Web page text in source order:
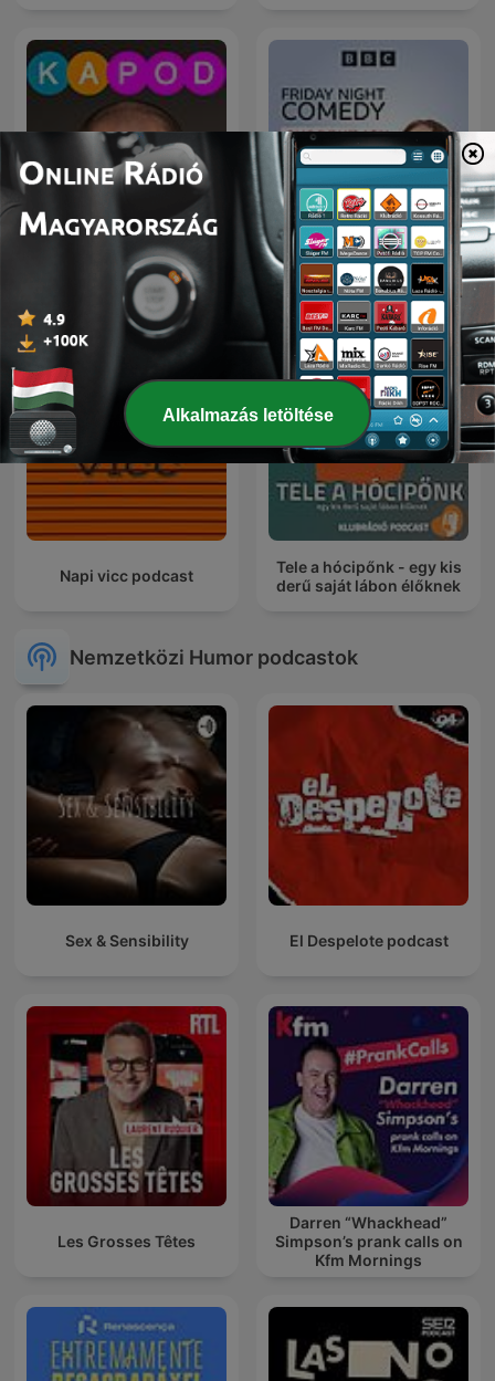
KAPod
Friday Night Comedy from
BBC Radio 4
Napi vicc podcast
Tele a hócipőnk - egy kis
derű saját lábon élőknek
Nemzetközi Humor podcastok
Sex & Sensibility El Despelote podcast
Les Grosses Têtes
Darren “Whackhead”
Simpson’s prank calls on
Kfm Mornings
Alkalmazás letöltése